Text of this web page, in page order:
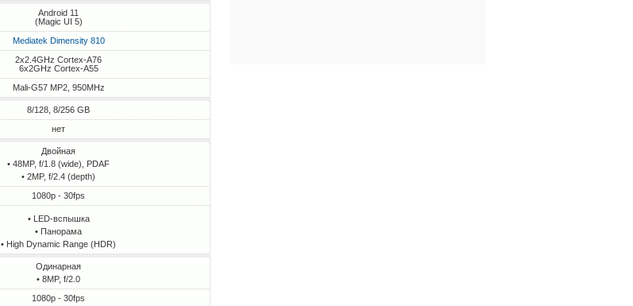
Android 11
(Magic UI 5)
Mediatek Dimensity 810
2x2.4GHz Cortex-A76
6x2GHz Cortex-A55
Mali-G57 MP2, 950MHz
8/128, 8/256 GB
нет
Двойная
• 48MP, f/1.8 (wide), PDAF
• 2MP, f/2.4 (depth)
1080p - 30fps
• LED-вспышка
• Панорама
• High Dynamic Range (HDR)
Одинарная
• 8MP, f/2.0
1080p - 30fps